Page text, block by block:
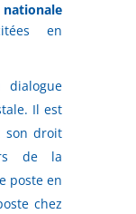
en
Il est
son droit
de la
poste en
chez